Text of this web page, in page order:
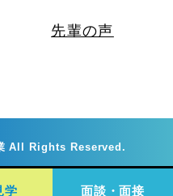
学 面談・面接
先輩の声
All Rights Reserved.